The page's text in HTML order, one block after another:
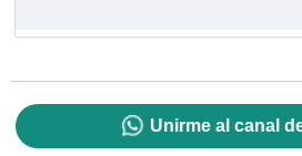
Unirme al canal